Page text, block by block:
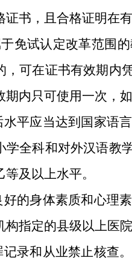
书，且合格证明在有
免试认定改革范围
，可在证书有效期内
期内只可使用一次，
水平应当达到国家语
学全科和对外汉语教
及以上水平。
好的身体素质和心理
构指定的县级以上医院
记录和从业禁止核查